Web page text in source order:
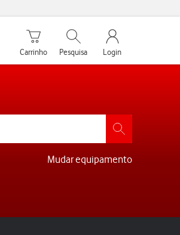
Carrinho de compras
Carrinho
Pesquisar
Pesquisa
My Vodafone
Login
Mudar equipamento